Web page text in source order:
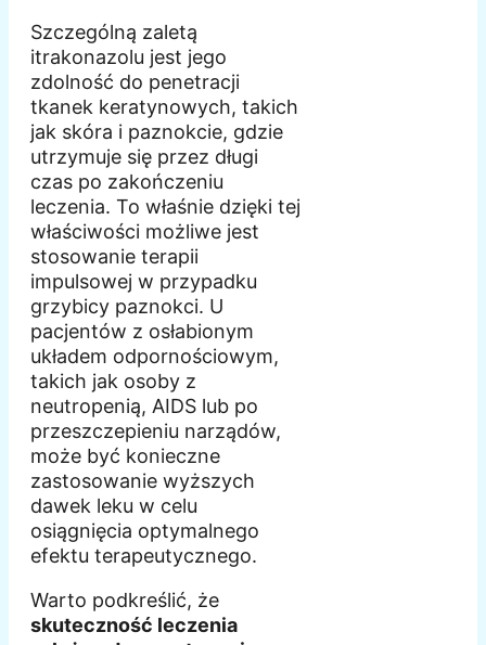
Szczególną zaletą
itrakonazolu jest jego
zdolność do penetracji
tkanek keratynowych, takich
jak skóra i paznokcie, gdzie
utrzymuje się przez długi
czas po zakończeniu
leczenia. To właśnie dzięki tej
właściwości możliwe jest
stosowanie terapii
impulsowej w przypadku
grzybicy paznokci. U
pacjentów z osłabionym
układem odpornościowym,
takich jak osoby z
neutropenią, AIDS lub po
przeszczepieniu narządów,
może być konieczne
zastosowanie wyższych
dawek leku w celu
osiągnięcia optymalnego
efektu terapeutycznego.
Warto podkreślić, że
skuteczność leczenia